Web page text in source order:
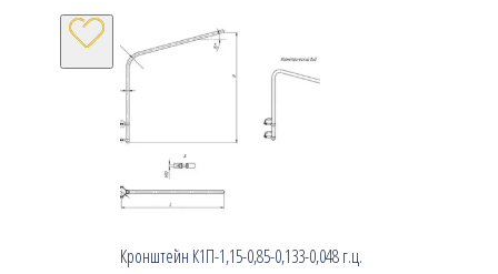
Кронштейн К1П-1,15-0,85-0,133-0,048 г.ц.